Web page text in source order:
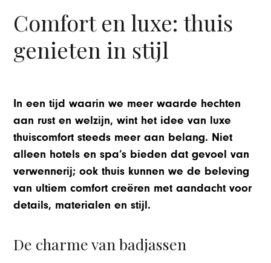
Comfort en luxe: thuis
genieten in stijl
In een tijd waarin we meer waarde hechten
aan rust en welzijn, wint het idee van luxe
thuiscomfort steeds meer aan belang. Niet
alleen hotels en spa’s bieden dat gevoel van
verwennerij; ook thuis kunnen we de beleving
van ultiem comfort creëren met aandacht voor
details, materialen en stijl.
De charme van badjassen